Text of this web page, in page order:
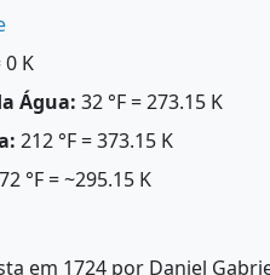
0 K
Água: 32 °F = 273.15 K
212 °F = 373.15 K
°F = ~295.15 K
em 1724 por Daniel